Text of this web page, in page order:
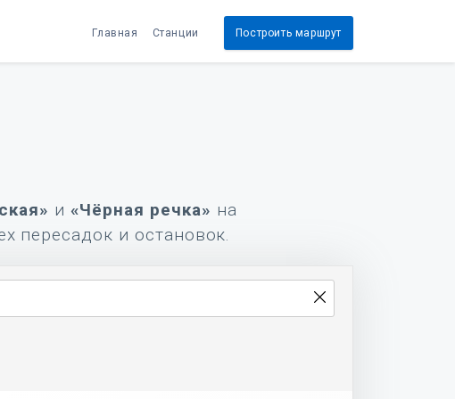
Главная Станции Построить маршрут
и «Чёрная речка» на
пересадок и остановок.